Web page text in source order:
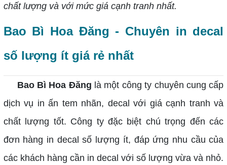
chất lượng và với mức giá cạnh tranh nhất.
Bao Bì Hoa Đăng - Chuyên in decal
số lượng ít giá rẻ nhất
Bao Bì Hoa Đăng là một công ty chuyên cung cấp
dịch vụ in ấn tem nhãn, decal với giá cạnh tranh và
chất lượng tốt. Công ty đặc biệt chú trọng đến các
đơn hàng in decal số lượng ít, đáp ứng nhu cầu của
các khách hàng cần in decal với số lượng vừa và nhỏ.